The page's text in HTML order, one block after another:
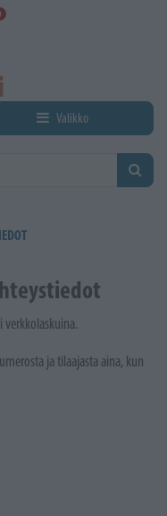
Valikko
verkkolaskuina.
ja tilaajasta aina, kun